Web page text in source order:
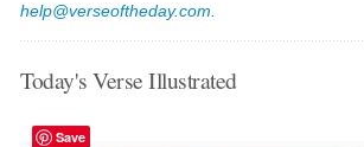
help@verseoftheday.com
Today's Verse Illustrated
Save